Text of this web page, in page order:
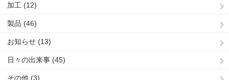
加工 (12)
製品 (46)
お知らせ (13)
日々の出来事 (45)
その他 (3)